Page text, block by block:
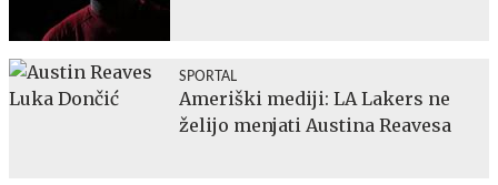
SPORTAL
Ameriški mediji: LA Lakers ne
želijo menjati Austina Reavesa